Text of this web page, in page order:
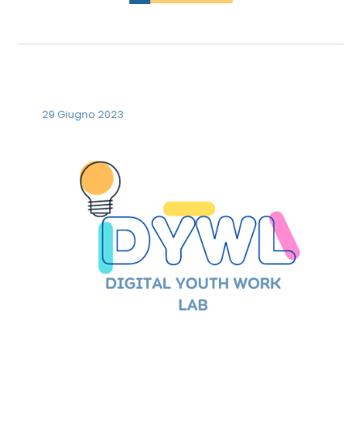
29 Giugno 2023